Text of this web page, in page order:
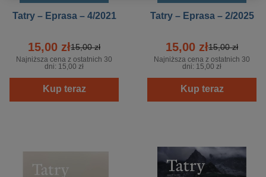
Tatry – Eprasa – 4/2021
15,00 zł15,00 zł
Najniższa cena z ostatnich 30
dni: 15,00 zł
Kup teraz
Tatry – Eprasa – 2/2025
15,00 zł15,00 zł
Najniższa cena z ostatnich 30
dni: 15,00 zł
Kup teraz